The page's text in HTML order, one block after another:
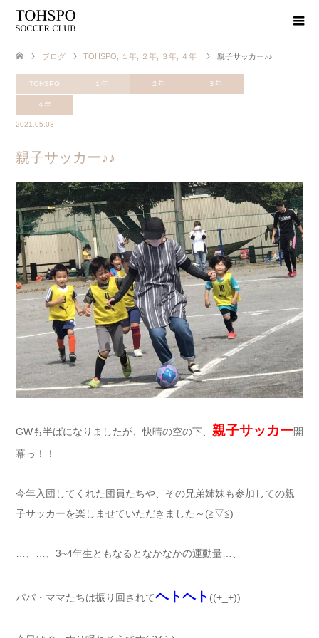
ブログ TOHSPO １年 ２年 ３年 ４年 親子サッカー♪♪
TOHSPO １年 ２年 ３年
４年
2021.05.03
親子サッカー♪♪
GWも半ばになりましたが、快晴の空の下、 親子サッカー開
幕っ！！
今年入団してくれた団員たちや、その兄弟姉妹も参加しての親
子サッカーを楽しませていただきました～(≧▽≦)
…、…、3~4年生ともなるとなかなかの運動量…、
パパ・ママたちは振り回されてヘトヘト ((+_+))